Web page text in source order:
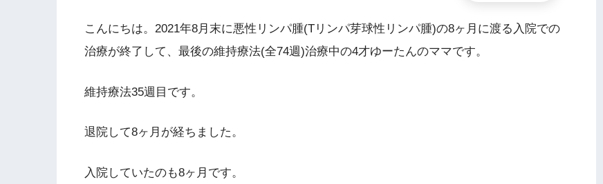
こんにちは。2021年8月末に悪性リンパ腫(Tリンパ芽球性リンパ腫)の8ヶ月に渡る入院での
治療が終了して、最後の維持療法(全74週)治療中の4才ゆーたんのママです。
維持療法35週目です。
退院して8ヶ月が経ちました。
入院していたのも8ヶ月です。